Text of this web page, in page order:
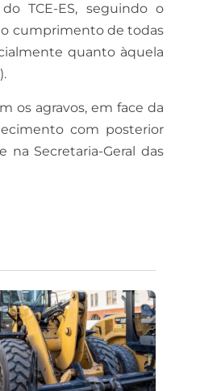
TCE-ES, seguindo o
cumprimento de todas
quanto àquela
os agravos, em face da
com posterior
na Secretaria-Geral das